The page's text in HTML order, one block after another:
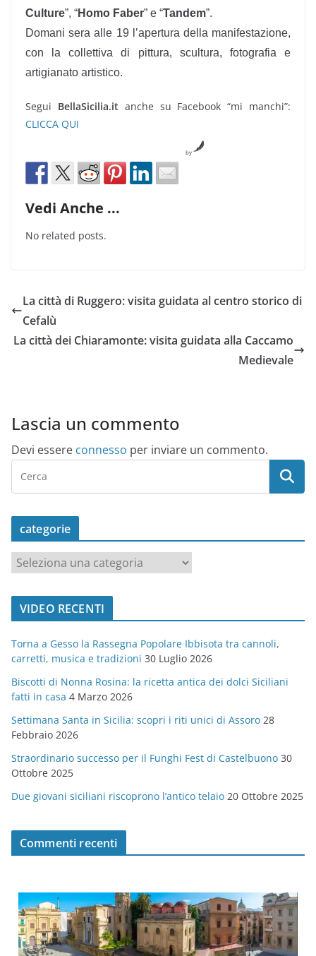
Culture”, “Homo Faber” e “Tandem”.
Domani sera alle 19 l’apertura della manifestazione,
con la collettiva di pittura, scultura, fotografia e
artigianato artistico.
Segui BellaSicilia.it anche su Facebook “mi manchi”:
CLICCA QUI
by
Vedi Anche ...
No related posts.
La città di Ruggero: visita guidata al centro storico di
Cefalù
La città dei Chiaramonte: visita guidata alla Caccamo
Medievale
Lascia un commento
Devi essere connesso per inviare un commento.
categorie
a
t
o
r
i
e
VIDEO RECENTI
Torna a Gesso la Rassegna Popolare Ibbisota tra cannoli,
carretti, musica e tradizioni 30 Luglio 2026
Biscotti di Nonna Rosina: la ricetta antica dei dolci Siciliani
fatti in casa 4 Marzo 2026
Settimana Santa in Sicilia: scopri i riti unici di Assoro 28
Febbraio 2026
Straordinario successo per il Funghi Fest di Castelbuono 30
Ottobre 2025
Due giovani siciliani riscoprono l’antico telaio 20 Ottobre 2025
Commenti recenti